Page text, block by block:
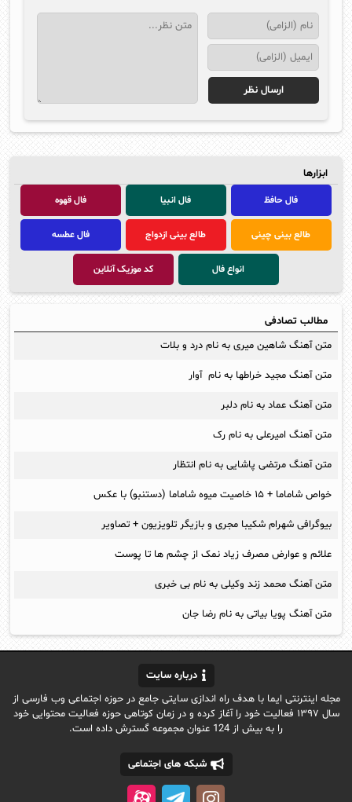
ابزارها
فال حافظ فال انبیا فال قهوه
طالع بینی چینی طالع بینی ازدواج فال عطسه
انواع فال کد موزیک آنلاین
مطالب تصادفی
متن آهنگ شاهین میری به نام درد و بلات
متن آهنگ مجید خراطها به نام آوار
متن آهنگ عماد به نام دلبر
متن آهنگ اميرعلی به نام رک
متن آهنگ مرتضی پاشایی به نام انتظار
خواص شاماما + ۱۵ خاصیت میوه شاماما (دستنبو) با عکس
بیوگرافی شهرام شکیبا مجری و بازیگر تلویزیون + تصاویر
علائم و عوارض مصرف زیاد نمک از چشم ها تا پوست
متن آهنگ محمد زند وکیلی به نام بی خبری
متن آهنگ پویا بیاتی به نام رضا جان
درباره سایت
مجله اینترنتی ایما با هدف راه اندازی سایتی جامع در حوزه اجتماعی وب فارسی از
سال ۱۳۹۷ فعالیت خود را آغاز کرده و در زمان کوتاهی حوزه فعالیت محتوایی خود
را به بیش از 124 عنوان مجموعه گسترش داده است.
شبکه های اجتماعی